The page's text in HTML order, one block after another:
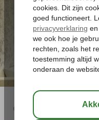
03:45 aug 32°C